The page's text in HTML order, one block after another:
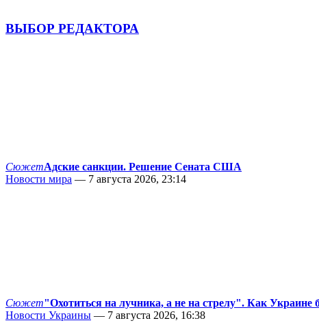
ВЫБОР РЕДАКТОРА
СюжетАдские санкции. Решение Сената США
Новости мира — 7 августа 2026, 23:14
Сюжет"Охотиться на лучника, а не на стрелу". Как Украине
Новости Украины — 7 августа 2026, 16:38